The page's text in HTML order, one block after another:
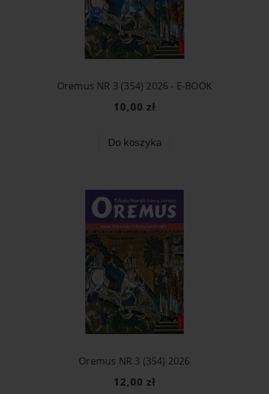
Oremus NR 3 (354) 2026 - E-BOOK
10,00 zł
Do koszyka
Oremus NR 3 (354) 2026
12,00 zł